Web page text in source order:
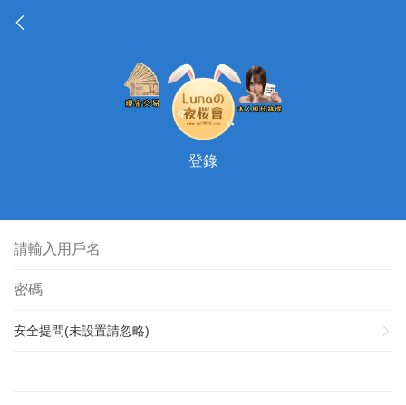
登錄
安全提問(未設置請忽略)